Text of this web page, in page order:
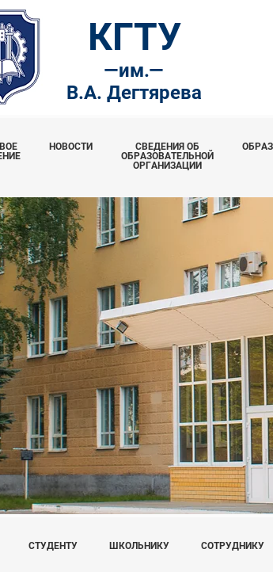
КГТУ
—им.—
В.А. Дегтярева
НОВОСТИ
СВЕДЕНИЯ ОБ
ОБРАЗОВАТЕЛЬНОЙ
ОРГАНИЗАЦИИ
СТУДЕНТУ ШКОЛЬНИКУ СОТРУДНИКУ